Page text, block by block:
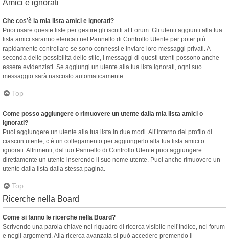
Amici e ignorati
Che cos’è la mia lista amici e ignorati?
Puoi usare queste liste per gestire gli iscritti al Forum. Gli utenti aggiunti alla tua
lista amici saranno elencati nel Pannello di Controllo Utente per poter più
rapidamente controllare se sono connessi e inviare loro messaggi privati. A
seconda delle possibilità dello stile, i messaggi di questi utenti possono anche
essere evidenziati. Se aggiungi un utente alla tua lista ignorati, ogni suo
messaggio sarà nascosto automaticamente.
Top
Come posso aggiungere o rimuovere un utente dalla mia lista amici o
ignorati?
Puoi aggiungere un utente alla tua lista in due modi. All’interno del profilo di
ciascun utente, c’è un collegamento per aggiungerlo alla tua lista amici o
ignorati. Altrimenti, dal tuo Pannello di Controllo Utente puoi aggiungere
direttamente un utente inserendo il suo nome utente. Puoi anche rimuovere un
utente dalla lista dalla stessa pagina.
Top
Ricerche nella Board
Come si fanno le ricerche nella Board?
Scrivendo una parola chiave nel riquadro di ricerca visibile nell’Indice, nei forum
e negli argomenti. Alla ricerca avanzata si può accedere premendo il